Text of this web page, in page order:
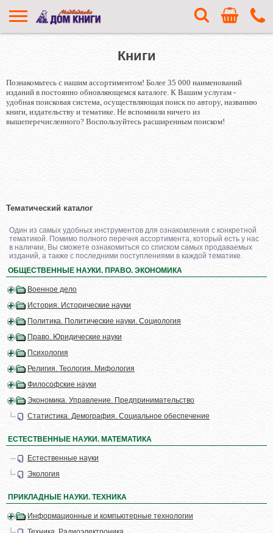
Книги
Познакомьтесь с нашим ассортиментом! Более 35 000 наименований
изданий в постоянно обновляющемся каталоге. К Вашим услугам -
удобная поисковая система, осуществляющая поиск по автору, названию
книги, издательству и тематике. Не вспомнили ничего из
вышеперечисленного? Воспользуйтесь расширенным поиском!
Тематический каталог
Один из самых удобных инструментов для ознакомления с конкретной
тематикой. Помимо полного перечня ассортимента, который есть у нас
в наличии, Вы сможете ознакомиться со списком самых продаваемых
изданий, а также с последними поступлениями в каждой тематике.
ОБЩЕСТВЕННЫЕ НАУКИ. ПРАВО. ЭКОНОМИКА
Военное дело
История. Исторические науки
Политика. Политические науки. Социология
Право. Юридические науки
Психология
Религия. Теология. Мифология
Философские науки
Экономика. Управление. Предпринимательство
Статистика. Демография. Социальное обеспечение
ЕСТЕСТВЕННЫЕ НАУКИ. МАТЕМАТИКА
Естественные науки
Экология
ПРИКЛАДНЫЕ НАУКИ. ТЕХНИКА
Информационные и компьютерные технологии